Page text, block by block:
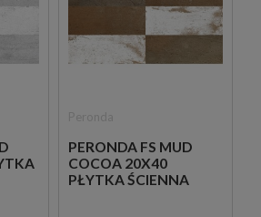
PERONDA FS MUD
COCOA 20X40
PŁYTKA ŚCIENNA